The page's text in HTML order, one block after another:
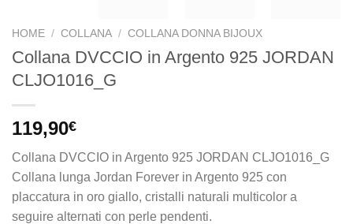
HOME / COLLANA / COLLANA DONNA BIJOUX
Collana DVCCIO in Argento 925 JORDAN
CLJO1016_G
119,90€
Collana DVCCIO in Argento 925 JORDAN CLJO1016_G
Collana lunga Jordan Forever in Argento 925 con
placcatura in oro giallo, cristalli naturali multicolor a
seguire alternati con perle pendenti.